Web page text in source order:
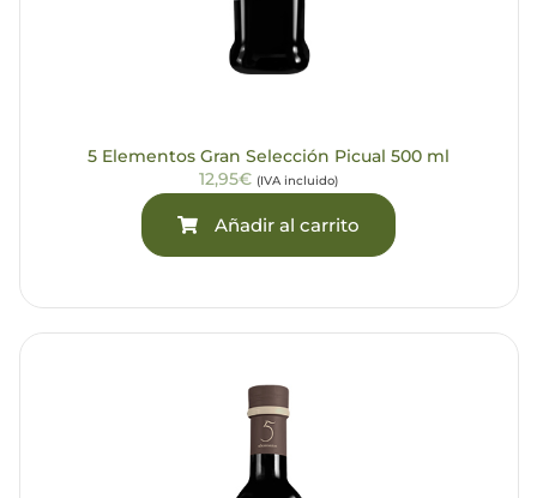
5 Elementos Gran Selección Picual 500 ml
12,95€ (IVA incluido)
Añadir al carrito